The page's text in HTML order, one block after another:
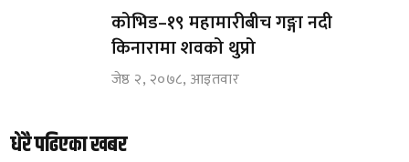
कोभिड–१९ महामारीबीच गङ्गा नदी
किनारामा शवको थुप्रो
जेष्ठ २, २०७८, आइतवार
धेरै पढिएका खबर